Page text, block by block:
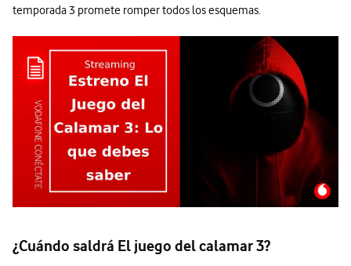
temporada 3 promete romper todos los esquemas.
¿Cuándo saldrá El juego del calamar 3?